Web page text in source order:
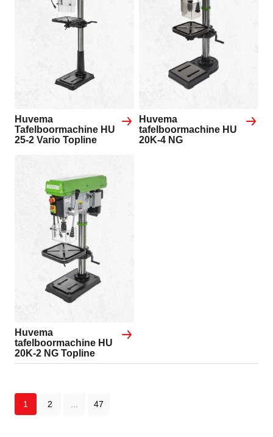
Huvema
Tafelboormachine HU
25-2 Vario Topline
Huvema
tafelboormachine HU
20K-4 NG
Huvema
tafelboormachine HU
20K-2 NG Topline
1 2 47